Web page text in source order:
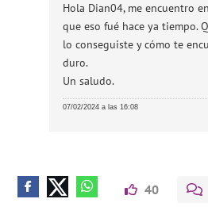
Hola Dian04, me encuentro
que eso fué hace ya tiempo.
lo conseguiste y cómo te
duro.
Un saludo.
07/02/2024 a las 16:08
40